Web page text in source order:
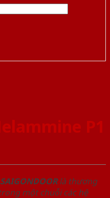
P1
là thương
một chuỗi các hệ